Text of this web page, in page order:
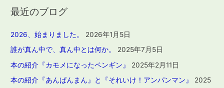
最近のブログ
2026、始まりました。
2026年1月5日
誰が真ん中で、真ん中とは何か。
2025年7月5日
本の紹介『カモメになったペンギン』
2025年2月11日
本の紹介『あんぱんまん』と『それいけ！アンパンマン』
2025